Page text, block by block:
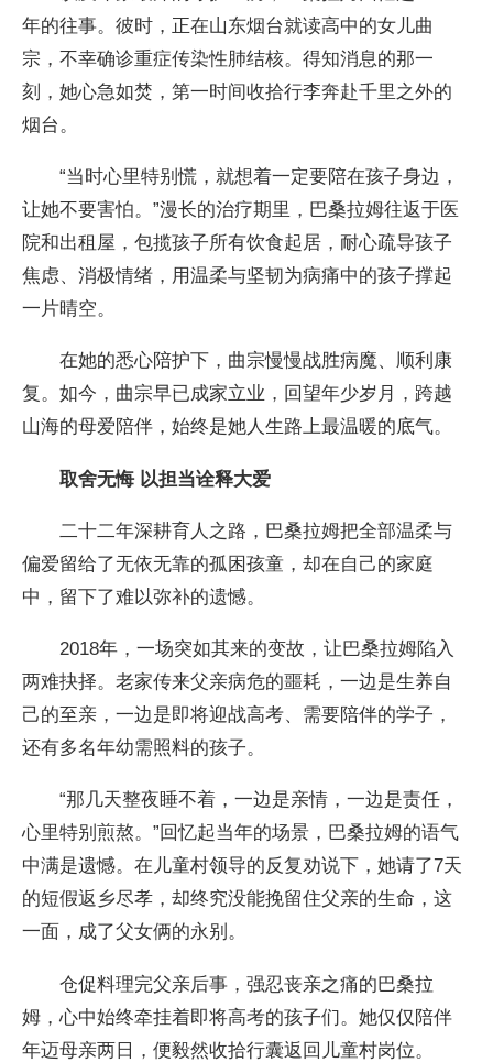
年的往事。彼时，正在山东烟台就读高中的女儿曲
宗，不幸确诊重症传染性肺结核。得知消息的那一
刻，她心急如焚，第一时间收拾行李奔赴千里之外的
烟台。
“当时心里特别慌，就想着一定要陪在孩子身边，
让她不要害怕。”漫长的治疗期里，巴桑拉姆往返于医
院和出租屋，包揽孩子所有饮食起居，耐心疏导孩子
焦虑、消极情绪，用温柔与坚韧为病痛中的孩子撑起
一片晴空。
在她的悉心陪护下，曲宗慢慢战胜病魔、顺利康
复。如今，曲宗早已成家立业，回望年少岁月，跨越
山海的母爱陪伴，始终是她人生路上最温暖的底气。
取舍无悔 以担当诠释大爱
二十二年深耕育人之路，巴桑拉姆把全部温柔与
偏爱留给了无依无靠的孤困孩童，却在自己的家庭
中，留下了难以弥补的遗憾。
2018年，一场突如其来的变故，让巴桑拉姆陷入
两难抉择。老家传来父亲病危的噩耗，一边是生养自
己的至亲，一边是即将迎战高考、需要陪伴的学子，
还有多名年幼需照料的孩子。
“那几天整夜睡不着，一边是亲情，一边是责任，
心里特别煎熬。”回忆起当年的场景，巴桑拉姆的语气
中满是遗憾。在儿童村领导的反复劝说下，她请了7天
的短假返乡尽孝，却终究没能挽留住父亲的生命，这
一面，成了父女俩的永别。
仓促料理完父亲后事，强忍丧亲之痛的巴桑拉
姆，心中始终牵挂着即将高考的孩子们。她仅仅陪伴
年迈母亲两日，便毅然收拾行囊返回儿童村岗位。